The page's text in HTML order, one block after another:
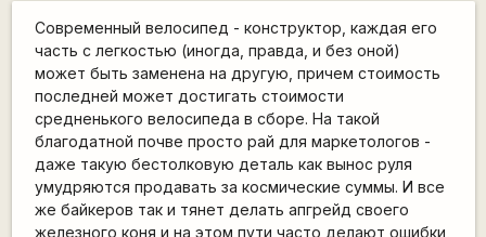
Современный велосипед - конструктор, каждая его
часть с легкостью (иногда, правда, и без оной)
может быть заменена на другую, причем стоимость
последней может достигать стоимости
средненького велосипеда в сборе. На такой
благодатной почве просто рай для маркетологов -
даже такую бестолковую деталь как вынос руля
умудряются продавать за космические суммы. И все
же байкеров так и тянет делать апгрейд своего
железного коня и на этом пути часто делают ошибки,